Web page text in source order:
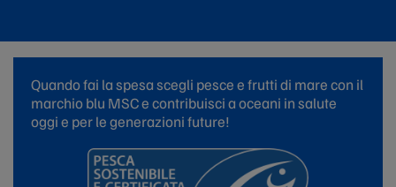
Quando fai la spesa scegli pesce e frutti di mare con il
marchio blu MSC e contribuisci a oceani in salute
oggi e per le generazioni future!